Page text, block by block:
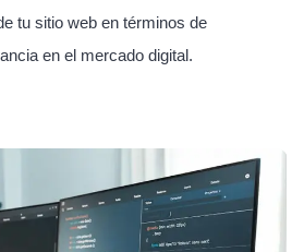
tu sitio web en términos de
en el mercado digital.